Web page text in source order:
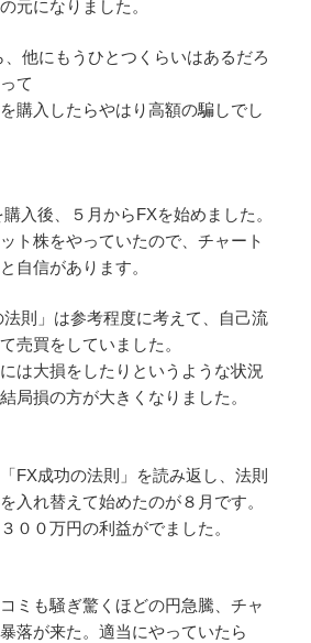
元になりました。
他にもうひとつくらいはあるだろ
て
購入したらやはり高額の騙しでし
購入後、５月からFXを始めました。
ト株をやっていたので、チャート
自信があります。
則」は参考程度に考えて、自己流
売買をしていました。
は大損をしたりというような状況
局損の方が大きくなりました。
FX成功の法則」を読み返し、法則
入れ替えて始めたのが８月です。
００万円の利益がでました。
ミも騒ぎ驚くほどの円急騰、チャ
落が来た。適当にやっていたら